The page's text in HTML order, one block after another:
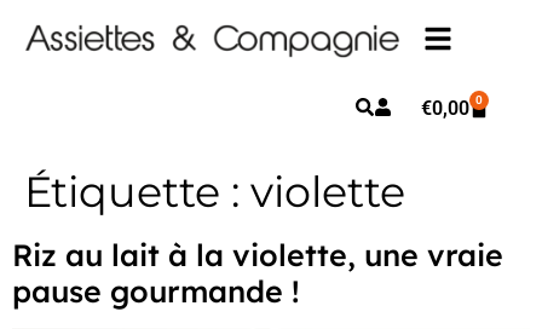
€0,00 0
Étiquette : violette
Riz au lait à la violette, une vraie
pause gourmande !